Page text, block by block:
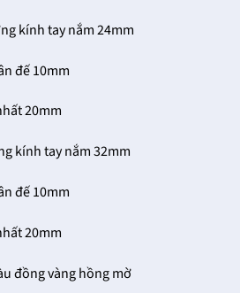
kính tay nắm 24mm
đế 10mm
20mm
kính tay nắm 32mm
đế 10mm
20mm
đồng vàng hồng mờ